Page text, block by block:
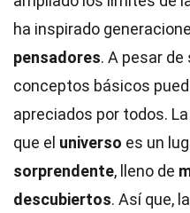
ha inspirado
pensadores. A pesar de
conceptos básicos
apreciados por todos. La
que el universo es un
sorprendente, lleno de
descubiertos. Así que,